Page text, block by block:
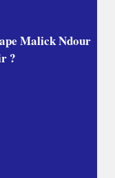
Malick Ndour
?